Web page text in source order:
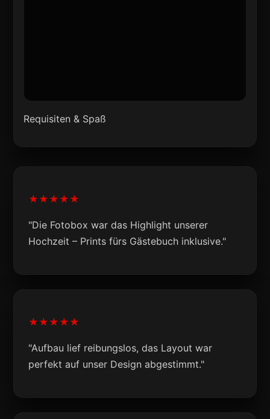
Requisiten & Spaß
★★★★★
"Die Fotobox war das Highlight unserer
Hochzeit – Prints fürs Gästebuch inklusive."
★★★★★
"Aufbau lief reibungslos, das Layout war
perfekt auf unser Design abgestimmt."